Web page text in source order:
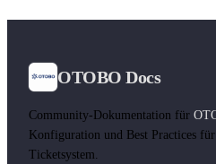
OTOBO Docs
Community-Dokumentation für
Konfiguration und Best Practices
Ticketsystem.